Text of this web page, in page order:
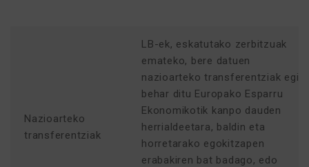
Nazioarteko
transferentziak
LB-ek, eskatutako zerbitzuak
emateko, bere datuen
nazioarteko transferentziak egin
behar ditu Europako Esparru
Ekonomikotik kanpo dauden
herrialdeetara, baldin eta
horretarako egokitzapen
erabakiren bat badago, edo